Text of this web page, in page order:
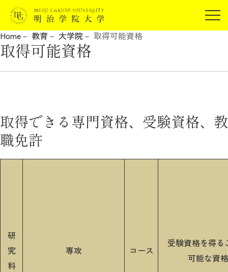
在学生の方
報道関係の方
受験生の方
在学生の方
卒業生の方
研究
Home 教育 大学院 取得可能資格
取得可能資格
取得できる専門資格、受験資格、教
職免許
研
究
科
専攻 コース
受験資格を得る
可能な資格